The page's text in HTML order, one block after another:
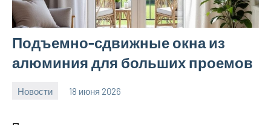
Подъемно-сдвижные окна из
алюминия для больших проемов
Новости 18 июня 2026